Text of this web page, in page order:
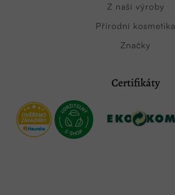
Z naší výroby
Přírodní kosmetika
Značky
Certifikáty